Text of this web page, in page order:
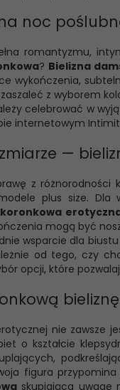
noc
romantyzmu,
? Bielizna
wykończenia,
z wyborem
celebrować w
internetowym
—
z
plus size.
mogą być
wsparcie dla
od tego, czy
opcji, które
nie zawsze
o kształcie
figura
skupiająca uwagę